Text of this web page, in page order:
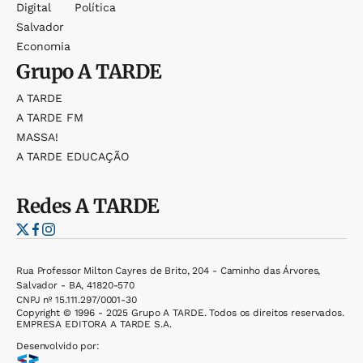
Digital
Salvador
Economia
Política
GrupoA TARDE
A TARDE
A TARDE FM
MASSA!
A TARDE EDUCAÇÃO
RedesA TARDE
Rua Professor Milton Cayres de Brito, 204 - Caminho das Árvores,
Salvador - BA, 41820-570
CNPJ nº 15.111.297/0001-30
Copyright © 1996 - 2025 Grupo A TARDE. Todos os direitos reservados.
EMPRESA EDITORA A TARDE S.A.
Desenvolvido por: